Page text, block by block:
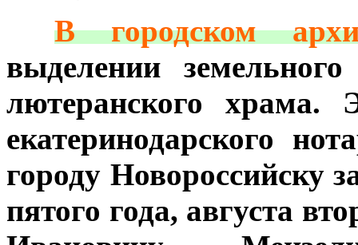
В городском
выделении
лютеранского храма.
екатеринодарского
городу Новороссийску
пятого года, августа